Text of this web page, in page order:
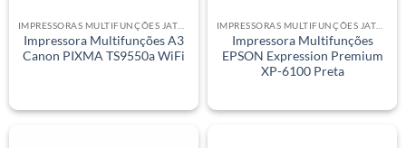
IMPRESSORAS MULTIFUNÇÕES JATO DE TINTA
Impressora Multifunções A3
Canon PIXMA TS9550a WiFi
IMPRESSORAS MULTIFUNÇÕES JATO DE TINTA
Impressora Multifunções
EPSON Expression Premium
XP-6100 Preta